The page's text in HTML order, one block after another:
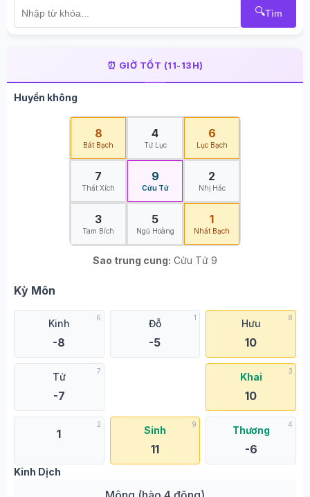
🔍Tìm
⏰ GIỜ TỐT (11-13H)
Huyền không
8
Bát Bạch
4
Tứ Lục
6
Lục Bạch
7
Thất Xích
9
Cửu Tử
2
Nhị Hắc
3
Tam Bích
5
Ngũ Hoàng
1
Nhất Bạch
Sao trung cung: Cửu Tử 9
Kỳ Môn
6
Kinh
-8
1
Đỗ
-5
8
Hưu
10
7
Tử
-7
3
Khai
10
2
1
9
Sinh
11
4
Thương
-6
Kinh Dịch